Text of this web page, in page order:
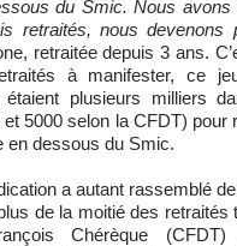
du Smic. Nous avons
retraités, nous devenons
retraitée depuis 3 ans.
à manifester, ce
étaient plusieurs milliers
5000 selon la CFDT) pour
en dessous du Smic.
a autant rassemblé
de la moitié des
Chérèque